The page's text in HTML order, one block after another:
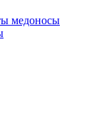
медоносы